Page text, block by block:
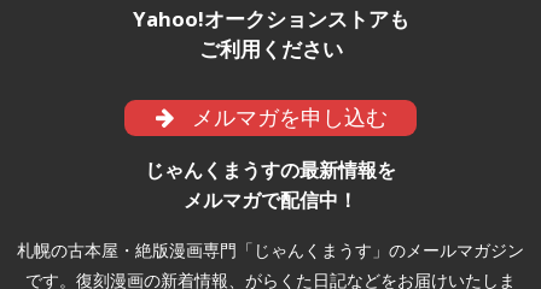
Yahoo!オークションストアも
ご利用ください
メルマガを申し込む
じゃんくまうすの最新情報を
メルマガで配信中！
札幌の古本屋・絶版漫画専門「じゃんくまうす」のメールマガジン
です。復刻漫画の新着情報、がらくた日記などをお届けいたしま